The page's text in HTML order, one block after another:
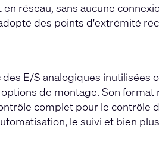
réseau, sans aucune
des points d'extrémité
E/S analogiques inutilisées
de montage. Son
complet pour le contrôle
le suivi et bien